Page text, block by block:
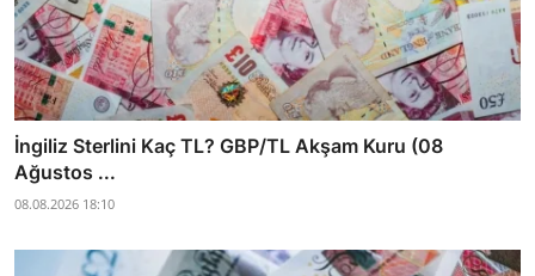
İngiliz Sterlini Kaç TL? GBP/TL Akşam Kuru (08
Ağustos ...
08.08.2026 18:10